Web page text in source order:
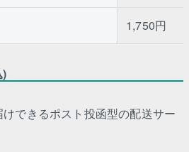
1,750円
できるポスト投函型の配送サー